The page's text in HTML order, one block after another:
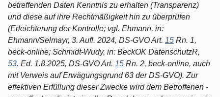
betreffenden Daten Kenntnis zu erhalten (Transparenz)
und diese auf ihre Rechtmäßigkeit hin zu überprüfen
(Erleichterung der Kontrolle; vgl. Ehmann, in:
Ehmann/Selmayr, 3. Aufl. 2024, DS-GVO Art. 15 Rn. 1,
beck-online; Schmidt-Wudy, in: BeckOK DatenschutzR,
53. Ed. 1.8.2025, DS-GVO Art. 15 Rn. 2, beck-online, auch
mit Verweis auf Erwägungsgrund 63 der DS-GVO). Zur
effektiven Erfüllung dieser Zwecke wird dem Betroffenen -